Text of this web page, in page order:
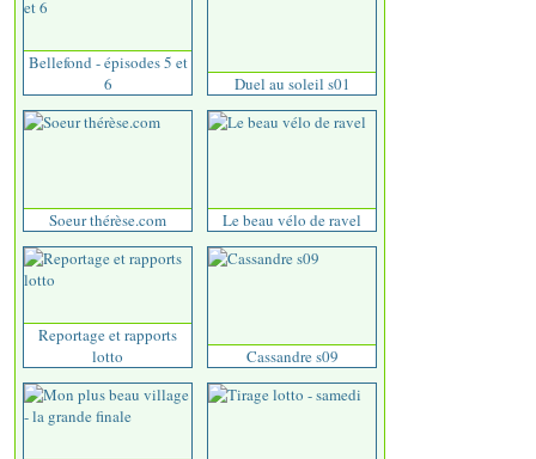
Bellefond - épisodes 5 et
6
Duel au soleil s01
Soeur thérèse.com Le beau vélo de ravel
Reportage et rapports
lotto
Cassandre s09